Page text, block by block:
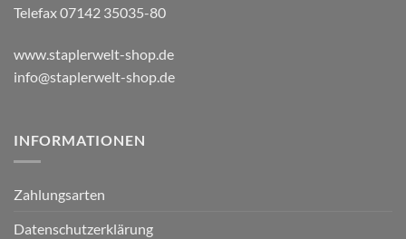
Telefax 07142 35035-80
www.staplerwelt-shop.de
info@staplerwelt-shop.de
INFORMATIONEN
Zahlungsarten
Datenschutzerklärung